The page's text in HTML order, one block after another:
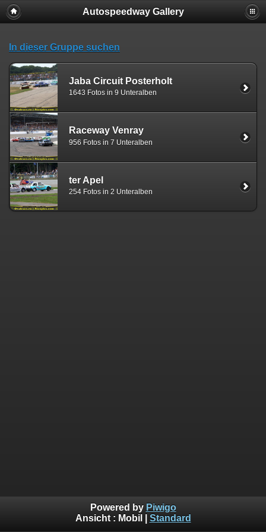
Autospeedway Gallery
In dieser Gruppe suchen
Jaba Circuit Posterholt
1643 Fotos in 9 Unteralben
Raceway Venray
956 Fotos in 7 Unteralben
ter Apel
254 Fotos in 2 Unteralben
Powered by Piwigo
Ansicht : Mobil Standard